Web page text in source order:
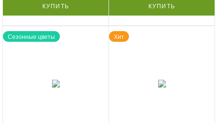
КУПИТЬ КУПИТЬ
Сезонные цветы Хит